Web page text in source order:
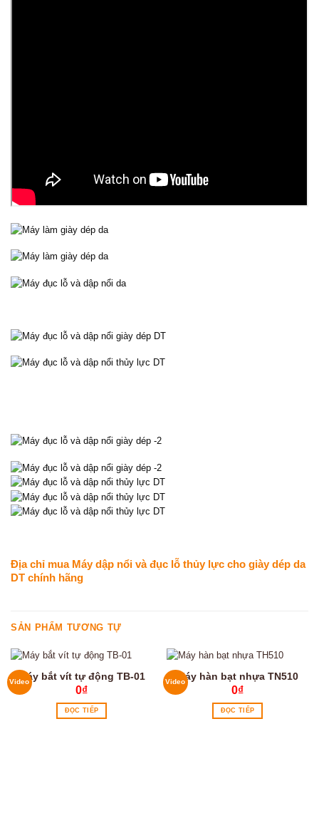
Địa chỉ mua Máy dập nổi và đục lỗ thủy lực cho giày dép da
DT chính hãng
SẢN PHẨM TƯƠNG TỰ
VideoMáy bắt vít tự động TB-01
0₫
ĐỌC TIẾP
VideoMáy hàn bạt nhựa TN510
0₫
ĐỌC TIẾP